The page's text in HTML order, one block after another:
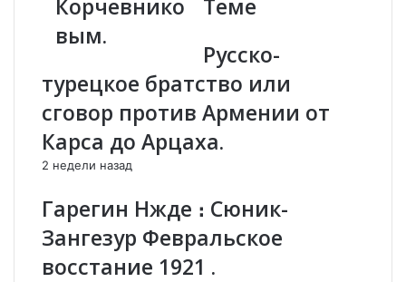
я
и
и
н
о
в
г
о
Ф
Корчевнико
вым.
П
Е
Д
А
З
А
Й
Теме
Русско-
турецкое братство или
сговор против Армении от
Карса до Арцаха.
2 недели назад
Гарегин Нжде ։ Сюник-
Зангезур Февральское
восстание 1921 .